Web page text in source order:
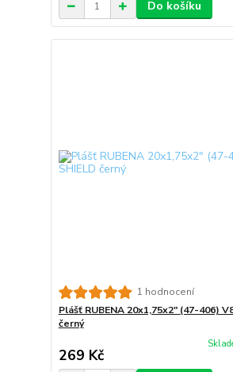
Do košíku
1 hodnocení
Plášť RUBENA 20x1,75x2" (47-406)
černý
269 Kč